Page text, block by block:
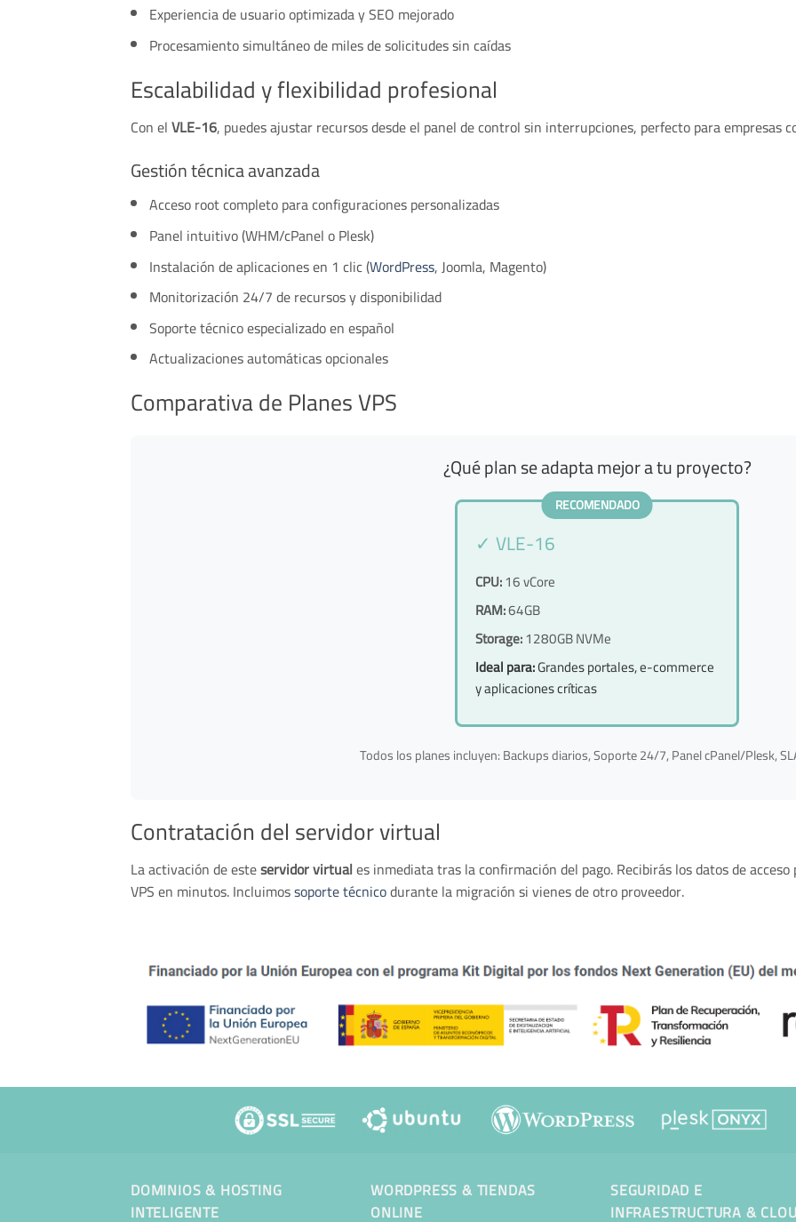
Experiencia de usuario optimizada y SEO mejorado
Procesamiento simultáneo de miles de solicitudes sin caídas
Escalabilidad y flexibilidad profesional
Con elVLE-16, puedes ajustar recursos desde el panel de control sin interrupciones, perfecto para empresas
Gestión técnica avanzada
Acceso root completo para configuraciones personalizadas
Panel intuitivo (WHM/cPanel o Plesk)
Instalación de aplicaciones en 1 clic (WordPress, Joomla, Magento)
Monitorización 24/7 de recursos y disponibilidad
Soporte técnico especializado en español
Actualizaciones automáticas opcionales
Comparativa de Planes VPS
¿Qué plan se adapta mejor a tu proyecto?
RECOMENDADO
✓ VLE-16
CPU:16 vCore
RAM:64GB
Storage:1280GB NVMe
Ideal para:Grandes portales, e-commerce
y aplicaciones críticas
Todos los planes incluyen: Backups diarios, Soporte 24/7, Panel cPanel/Plesk,
Contratación del servidor virtual
La activación de esteservidor virtuales inmediata tras la confirmación del pago. Recibirás los datos de
VPS en minutos. Incluimossoporte técnicodurante la migración si vienes de otro proveedor.
DOMINIOS & HOSTING
INTELIGENTE
WORDPRESS & TIENDAS
ONLINE
SEGURIDAD E
INFRAESTRUCTURA &